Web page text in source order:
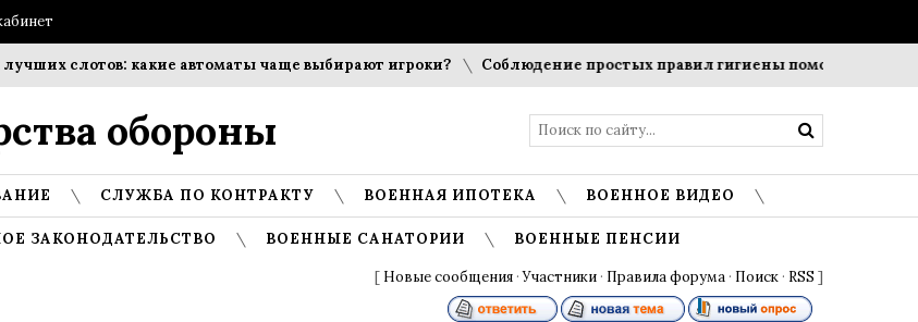
слотов: какие автоматы чаще выбирают игроки? Соблюдение простых правил гигиены помогает сохранить
обороны
СЛУЖБА ПО КОНТРАКТУ ВОЕННАЯ ИПОТЕКА ВОЕННОЕ ВИДЕО
ЗАКОНОДАТЕЛЬСТВО ВОЕННЫЕ САНАТОРИИ ВОЕННЫЕ ПЕНСИИ
[ Новые сообщения ·Участники · Правила форума · Поиск · RSS ]